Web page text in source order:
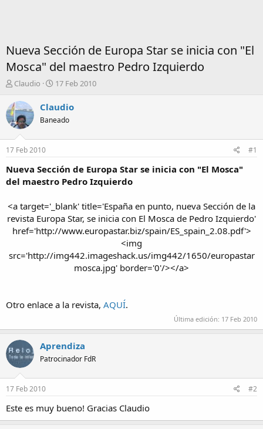
Nueva Sección de Europa Star se inicia con "El
Mosca" del maestro Pedro Izquierdo
I
i
c
i
d
r
d
e
t
e
m
Claudio
F
c
a
n
i
c
o
17 Feb 2010
Claudio
Baneado
17 Feb 2010 #1
Nueva Sección de Europa Star se inicia con "El Mosca"
del maestro Pedro Izquierdo
<a target='_blank' title='España en punto, nueva Sección de la
revista Europa Star, se inicia con El Mosca de Pedro Izquierdo'
href='http://www.europastar.biz/spain/ES_spain_2.08.pdf'>
<img
src='http://img442.imageshack.us/img442/1650/europastar
mosca.jpg' border='0'/></a>​
Otro enlace a la revista, AQUÍ.
Última edición: 17 Feb 2010
Aprendiza
Patrocinador FdR
17 Feb 2010 #2
Este es muy bueno! Gracias Claudio